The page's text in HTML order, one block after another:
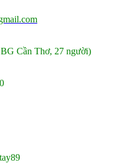
Cần Thơ, 27 người)